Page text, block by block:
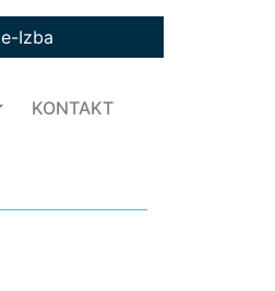
e-Izba
KONTAKT